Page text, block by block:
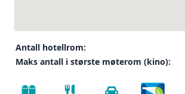
Antall hotellrom:
Maks antall i største møterom (kino):